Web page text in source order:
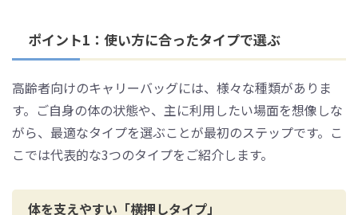
ポイント1：使い方に合ったタイプで選ぶ
高齢者向けのキャリーバッグには、様々な種類がありま
す。ご自身の体の状態や、主に利用したい場面を想像しな
がら、最適なタイプを選ぶことが最初のステップです。こ
こでは代表的な3つのタイプをご紹介します。
体を支えやすい「横押しタイプ」